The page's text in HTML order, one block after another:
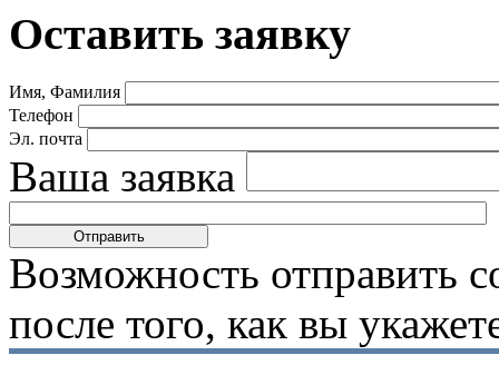
Оставить заявку
Имя, Фамилия
Телефон
Эл. почта
Ваша заявка
Возможность отправить
после того, как вы